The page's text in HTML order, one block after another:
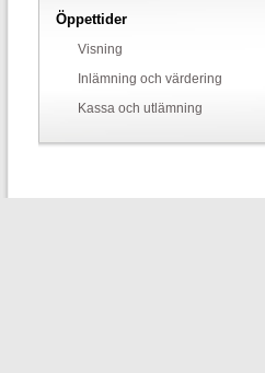
Öppettider
Visning
Inlämning och värdering
Kassa och utlämning